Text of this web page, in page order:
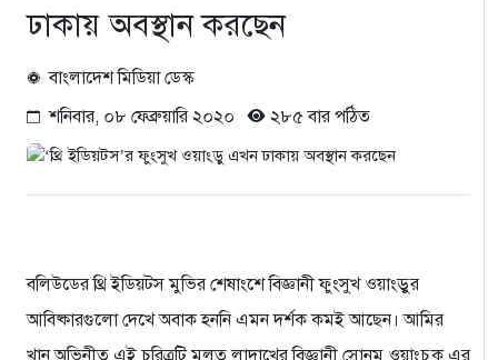
ঢাকায় অবস্থান করছেন
বাংলাদেশ মিডিয়া ডেস্ক
শনিবার, ০৮ ফেব্রুয়ারি ২০২০
২৮৫ বার পঠিত
বলিউডের থ্রি ইডিয়টস মুভির শেষাংশে বিজ্ঞানী ফুংসুখ ওয়াংড়ুর
আবিষ্কারগুলো দেখে অবাক হননি এমন দর্শক কমই আছেন। আমির
খান অভিনীত এই চরিত্রটি মূলত লাদাখের বিজ্ঞানী সোনম ওয়াংচুক এর